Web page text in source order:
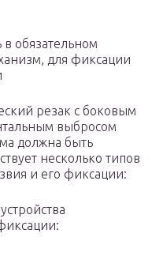
обязательном
для фиксации
резак с боковым
выбросом
должна быть
несколько типов
и его фиксации: